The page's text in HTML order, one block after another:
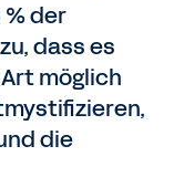
% der
dass es
möglich
die